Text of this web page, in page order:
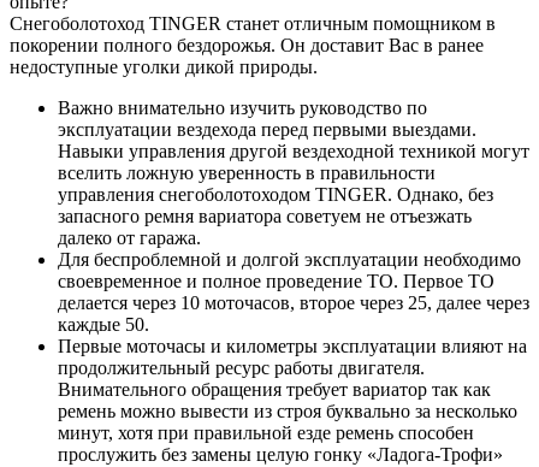
Снегоболотоход TINGER станет отличным помощником в
покорении полного бездорожья. Он доставит Вас в ранее
недоступные уголки дикой природы.
Важно внимательно изучить руководство по
эксплуатации вездехода перед первыми выездами.
Навыки управления другой вездеходной техникой могут
вселить ложную уверенность в правильности
управления снегоболотоходом TINGER. Однако, без
запасного ремня вариатора советуем не отъезжать
далеко от гаража.
Для беспроблемной и долгой эксплуатации необходимо
своевременное и полное проведение ТО. Первое ТО
делается через 10 моточасов, второе через 25, далее через
каждые 50.
Первые моточасы и километры эксплуатации влияют на
продолжительный ресурс работы двигателя.
Внимательного обращения требует вариатор так как
ремень можно вывести из строя буквально за несколько
минут, хотя при правильной езде ремень способен
прослужить без замены целую гонку «Ладога-Трофи»